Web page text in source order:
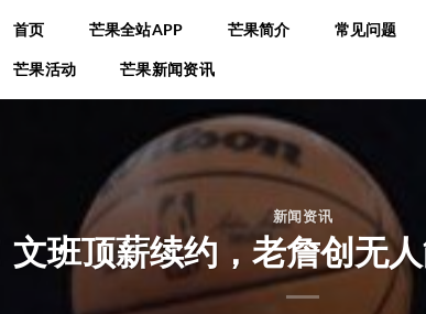
首页 芒果全站APP 芒果简介 常见问题
芒果活动 芒果新闻资讯
新闻资讯
文班顶薪续约，老詹创无